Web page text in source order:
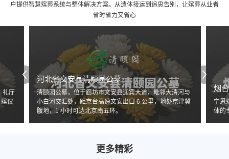
户提供智慧殡葬系统与整体解决方案。从遗体接运到追思告别，让殡葬从业者
省时省力又省心
礼厅
仪
河北省文安县清颐园公墓
清颐园公墓，位于廊坊市文安县迎宾大道，毗邻大清河与
小白河交汇处，距京台高速文安出口 6 公里，地处京津冀
腹地，1 小时可达北京南五环。
烟
宁恩
体的
更多精彩